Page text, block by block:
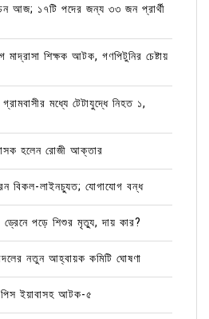
আজ; ১৭টি পদের জন্য ৩৩ জন প্রার্থী
শিক্ষক আটক, গণপিটুনির চেষ্টায়
মধ্যে টেটাযুদ্ধে নিহত ১,
হলেন রোজী আক্তার
বিকল-লাইনচ্যুত; যোগাযোগ বন্ধ
পড়ে শিশুর মৃত্যু, দায় কার?
নতুন আহ্বায়ক কমিটি ঘোষণা
ইয়াবাসহ আটক-৫